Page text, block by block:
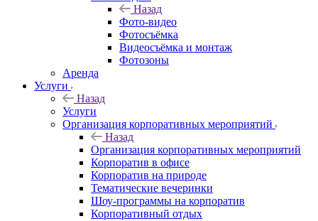
Назад
Фото-видео
Фотосъёмка
Видеосъёмка и монтаж
Фотозоны
Аренда
Услуги
Назад
Услуги
Организация корпоративных мероприятий
Назад
Организация корпоративных мероприятий
Корпоратив в офисе
Корпоратив на природе
Тематические вечеринки
Шоу-программы на корпоратив
Корпоративный отдых